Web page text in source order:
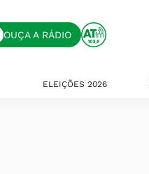
OUÇA A RÁDIO
ELEIÇÕES 2026